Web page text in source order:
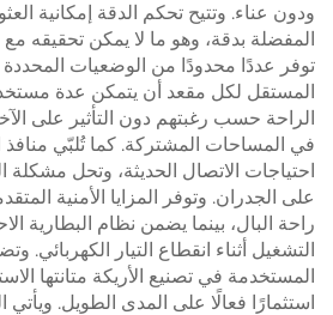
ودون عناء. وتتيح تحكم الدقة إمكانية
المفضلة بدقة، وهو ما لا يمكن تحقيقه مع
توفر عددًا محدودًا من الوضعيات
المستقل لكل مقعد أن يتمكن عدة
الراحة حسب رغبتهم دون التأثير على
احتياجات الاتصال الحديثة، وتحل مشكلة
على الجدران. وتوفر المزايا الأمنية
راحة البال، بينما يضمن نظام البطارية
التشغيل أثناء انقطاع التيار الكهربائي.
المستخدمة في تصنيع الأريكة متانتها
استثمارًا فعالًا على المدى الطويل.